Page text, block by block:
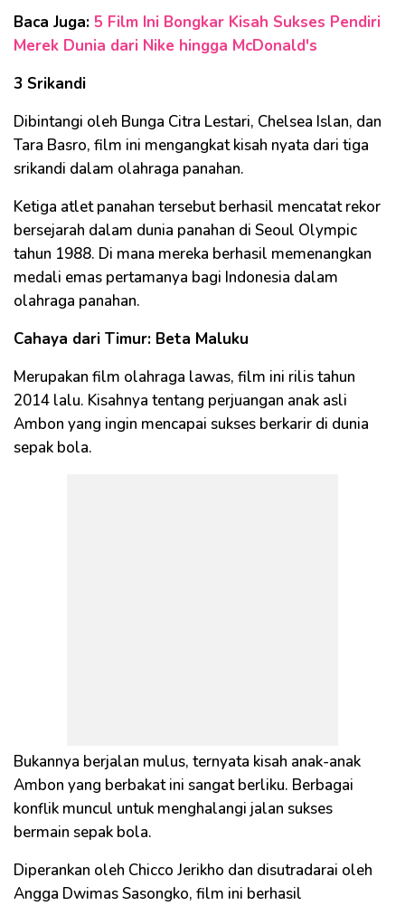
Baca Juga: 5 Film Ini Bongkar Kisah Sukses Pendiri
Merek Dunia dari Nike hingga McDonald's
3 Srikandi
Dibintangi oleh Bunga Citra Lestari, Chelsea Islan, dan
Tara Basro, film ini mengangkat kisah nyata dari tiga
srikandi dalam olahraga panahan.
Ketiga atlet panahan tersebut berhasil mencatat rekor
bersejarah dalam dunia panahan di Seoul Olympic
tahun 1988. Di mana mereka berhasil memenangkan
medali emas pertamanya bagi Indonesia dalam
olahraga panahan.
Cahaya dari Timur: Beta Maluku
Merupakan film olahraga lawas, film ini rilis tahun
2014 lalu. Kisahnya tentang perjuangan anak asli
Ambon yang ingin mencapai sukses berkarir di dunia
sepak bola.
Bukannya berjalan mulus, ternyata kisah anak-anak
Ambon yang berbakat ini sangat berliku. Berbagai
konflik muncul untuk menghalangi jalan sukses
bermain sepak bola.
Diperankan oleh Chicco Jerikho dan disutradarai oleh
Angga Dwimas Sasongko, film ini berhasil